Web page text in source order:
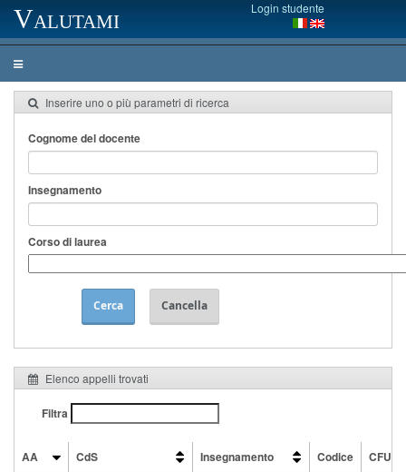
Valutami Login studente
Inserire uno o più parametri di ricerca
Cognome del docente
Insegnamento
Corso di laurea
Cerca Cancella
Elenco appelli trovati
Filtra
AA CdS Insegnamento Codice
CFU